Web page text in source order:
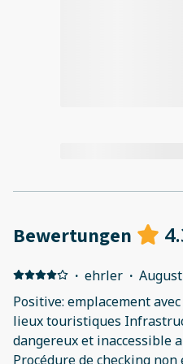
Bewertungen
· ehrler ·
Positive: emplacement
lieux touristiques
dangereux et inaccessible
Procédure de checking non expliquée en avance. Il